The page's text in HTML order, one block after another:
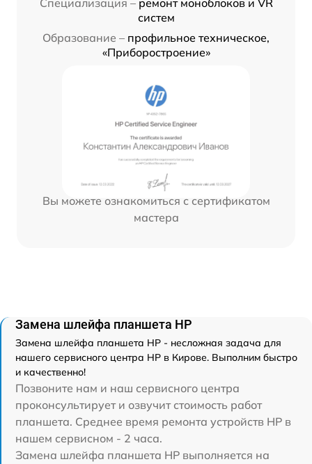
Специализация – ремонт моноблоков и VR
систем
Образование – профильное техническое,
«Приборостроение»
Вы можете ознакомиться с сертификатом
мастера
Замена шлейфа планшета HP
Замена шлейфа планшета HP - несложная задача для
нашего сервисного центра HP в Кирове. Выполним быстро
и качественно!
Позвоните нам и наш сервисного центра
проконсультирует и озвучит стоимость работ
планшета. Среднее время ремонта устройств HP в
нашем сервисном - 2 часа.
Замена шлейфа планшета HP выполняется на